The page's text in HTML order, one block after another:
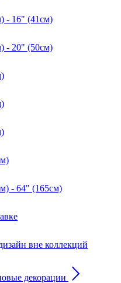
- 16" (41см)
- 20" (50см)
- 64" (165см)
вне коллекций
декорации